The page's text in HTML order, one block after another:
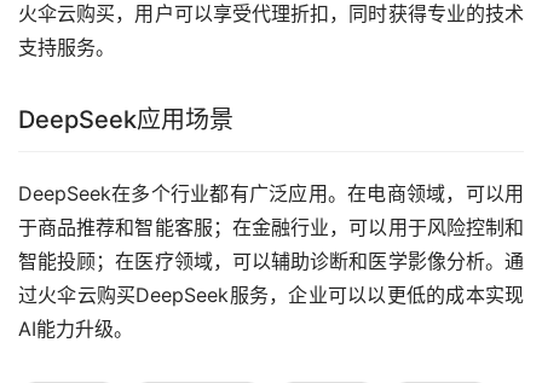
火伞云购买，用户可以享受代理折扣，同时获得专业的技术
支持服务。
DeepSeek应用场景
DeepSeek在多个行业都有广泛应用。在电商领域，可以用
于商品推荐和智能客服；在金融行业，可以用于风险控制和
智能投顾；在医疗领域，可以辅助诊断和医学影像分析。通
过火伞云购买DeepSeek服务，企业可以以更低的成本实现
AI能力升级。